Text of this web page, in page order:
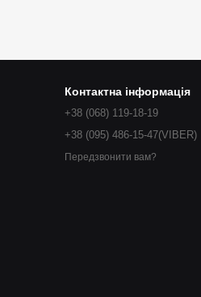
Контактна інформація
+38 (068) 119-18-19
+38 (095) 486-15-47(VIBER)
Передзвонити вам?